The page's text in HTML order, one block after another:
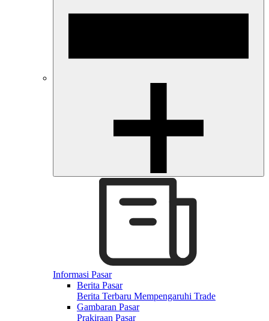
Informasi Pasar
Berita Pasar
Berita Terbaru Mempengaruhi Trade
Gambaran Pasar
Prakiraan Pasar